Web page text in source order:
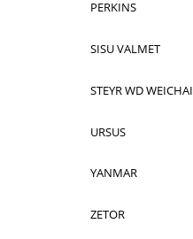
PERKINS
SISU VALMET
STEYR WD WEICHAI
URSUS
YANMAR
ZETOR